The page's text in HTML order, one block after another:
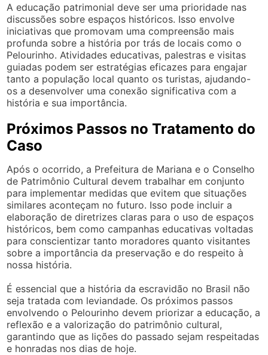
A educação patrimonial deve ser uma prioridade nas
discussões sobre espaços históricos. Isso envolve
iniciativas que promovam uma compreensão mais
profunda sobre a história por trás de locais como o
Pelourinho. Atividades educativas, palestras e visitas
guiadas podem ser estratégias eficazes para engajar
tanto a população local quanto os turistas, ajudando-
os a desenvolver uma conexão significativa com a
história e sua importância.
Próximos Passos no Tratamento do
Caso
Após o ocorrido, a Prefeitura de Mariana e o Conselho
de Patrimônio Cultural devem trabalhar em conjunto
para implementar medidas que evitem que situações
similares aconteçam no futuro. Isso pode incluir a
elaboração de diretrizes claras para o uso de espaços
históricos, bem como campanhas educativas voltadas
para conscientizar tanto moradores quanto visitantes
sobre a importância da preservação e do respeito à
nossa história.
É essencial que a história da escravidão no Brasil não
seja tratada com leviandade. Os próximos passos
envolvendo o Pelourinho devem priorizar a educação, a
reflexão e a valorização do patrimônio cultural,
garantindo que as lições do passado sejam respeitadas
e honradas nos dias de hoje.